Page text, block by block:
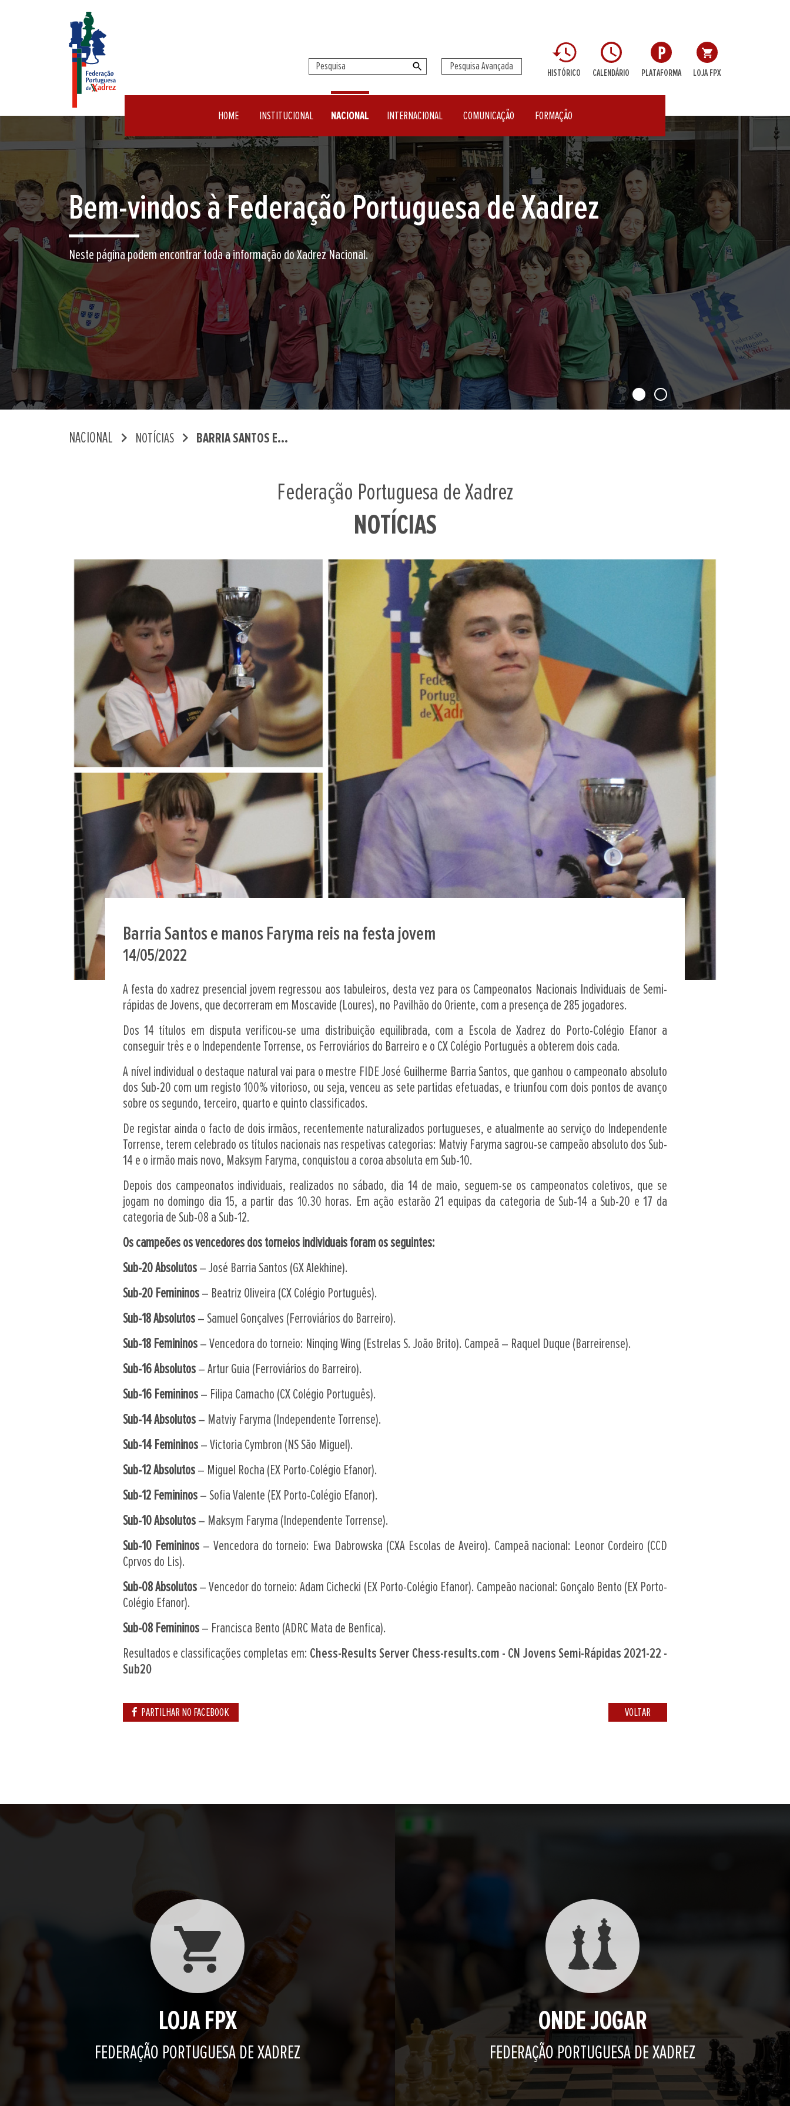
Pesquisa Avançada
HISTÓRICO CALENDÁRIO PLATAFORMA LOJA FPX
HOME INSTITUCIONAL NACIONAL INTERNACIONAL COMUNICAÇÃO FORMAÇÃO
Encontre aqui o seu clube de Xadrez
Junte-se a nós neste jogo milenar
NACIONAL chevron_right NOTÍCIAS chevron_right BARRIA SANTOS E...
Federação Portuguesa de Xadrez
NOTÍCIAS
Barria Santos e manos Faryma reis na festa jovem
14/05/2022
A festa do xadrez presencial jovem regressou aos tabuleiros, desta vez para os Campeonatos Nacionais Individuais de Semi-
rápidas de Jovens, que decorreram em Moscavide (Loures), no Pavilhão do Oriente, com a presença de 285 jogadores.
Dos 14 títulos em disputa verificou-se uma distribuição equilibrada, com a Escola de Xadrez do Porto-Colégio Efanor a
conseguir três e o Independente Torrense, os Ferroviários do Barreiro e o CX Colégio Português a obterem dois cada.
A nível individual o destaque natural vai para o mestre FIDE José Guilherme Barria Santos, que ganhou o campeonato absoluto
dos Sub-20 com um registo 100% vitorioso, ou seja, venceu as sete partidas efetuadas, e triunfou com dois pontos de avanço
sobre os segundo, terceiro, quarto e quinto classificados.
De registar ainda o facto de dois irmãos, recentemente naturalizados portugueses, e atualmente ao serviço do Independente
Torrense, terem celebrado os títulos nacionais nas respetivas categorias: Matviy Faryma sagrou-se campeão absoluto dos Sub-
14 e o irmão mais novo, Maksym Faryma, conquistou a coroa absoluta em Sub-10.
Depois dos campeonatos individuais, realizados no sábado, dia 14 de maio, seguem-se os campeonatos coletivos, que se
jogam no domingo dia 15, a partir das 10.30 horas. Em ação estarão 21 equipas da categoria de Sub-14 a Sub-20 e 17 da
categoria de Sub-08 a Sub-12.
Os campeões os vencedores dos torneios individuais foram os seguintes:
Sub-20 Absolutos – José Barria Santos (GX Alekhine).
Sub-20 Femininos – Beatriz Oliveira (CX Colégio Português).
Sub-18 Absolutos – Samuel Gonçalves (Ferroviários do Barreiro).
Sub-18 Femininos – Vencedora do torneio: Ninqing Wing (Estrelas S. João Brito). Campeã – Raquel Duque (Barreirense).
Sub-16 Absolutos – Artur Guia (Ferroviários do Barreiro).
Sub-16 Femininos – Filipa Camacho (CX Colégio Português).
Sub-14 Absolutos – Matviy Faryma (Independente Torrense).
Sub-14 Femininos – Victoria Cymbron (NS São Miguel).
Sub-12 Absolutos – Miguel Rocha (EX Porto-Colégio Efanor).
Sub-12 Femininos – Sofia Valente (EX Porto-Colégio Efanor).
Sub-10 Absolutos – Maksym Faryma (Independente Torrense).
Sub-10 Femininos– Vencedora do torneio: Ewa Dabrowska (CXA Escolas de Aveiro). Campeã nacional: Leonor Cordeiro (CCD
Cprvos do Lis).
Sub-08 Absolutos – Vencedor do torneio: Adam Cichecki (EX Porto-Colégio Efanor). Campeão nacional: Gonçalo Bento (EX Porto-
Colégio Efanor).
Sub-08 Femininos – Francisca Bento (ADRC Mata de Benfica).
Resultados e classificações completas em: Chess-Results Server Chess-results.com - CN Jovens Semi-Rápidas 2021-22 -
Sub20
VOLTAR
PARTILHAR NO FACEBOOK
LOJA FPX
FEDERAÇÃO PORTUGUESA DE XADREZ
ONDE JOGAR
FEDERAÇÃO PORTUGUESA DE XADREZ